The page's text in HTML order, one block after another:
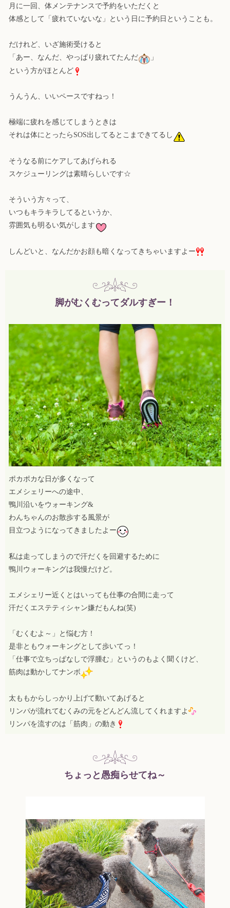
月に一回、体メンテナンスで予約をいただくと
体感として「疲れていないな」という日に予約日ということも。
だけれど、いざ施術受けると
「あー、なんだ、やっぱり疲れてたんだ
」
という方がほとんど
うんうん、いいペースですねっ！
極端に疲れを感じてしまうときは
それは体にとったらSOS出してるとこまできてるし
そうなる前にケアしてあげられる
スケジューリングは素晴らしいです☆
そういう方々って、
いつもキラキラしてるというか、
雰囲気も明るい気がします
しんどいと、なんだかお顔も暗くなってきちゃいますよー
脚がむくむってダルすぎー！
ポカポカな日が多くなって
エメシェリーへの途中、
鴨川沿いをウォーキング&
わんちゃんのお散歩する風景が
目立つようになってきましたよー
私は走ってしまうので汗だくを回避するために
鴨川ウォーキングは我慢だけど。
エメシェリー近くとはいっても仕事の合間に走って
汗だくエステティシャン嫌だもんね(笑)
「むくむよ～」と悩む方！
是非ともウォーキングとして歩いてっ！
「仕事で立ちっぱなしで浮腫む」というのもよく聞くけど、
筋肉は動かしてナンボ
太ももからしっかり上げて動いてあげると
リンパが流れてむくみの元をどんどん流してくれますよ
リンパを流すのは「筋肉」の動き
ちょっと愚痴らせてね～